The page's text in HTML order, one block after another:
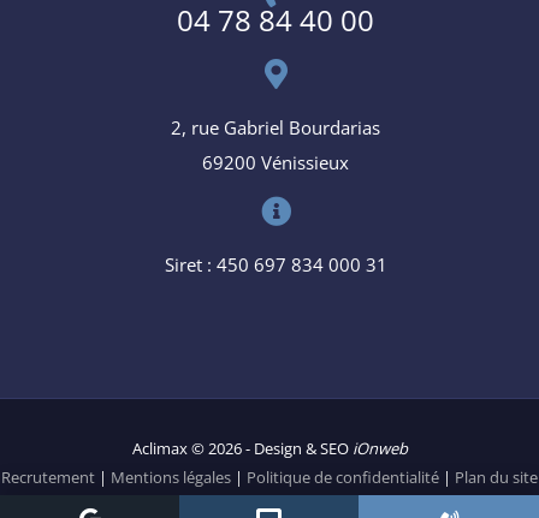
04 78 84 40 00
2, rue Gabriel Bourdarias
69200 Vénissieux
Siret : 450 697 834 000 31
Aclimax © 2026 - Design & SEO iOnweb
Recrutement | Mentions légales | Politique de confidentialité | Plan du site
Paramétrer les cookies